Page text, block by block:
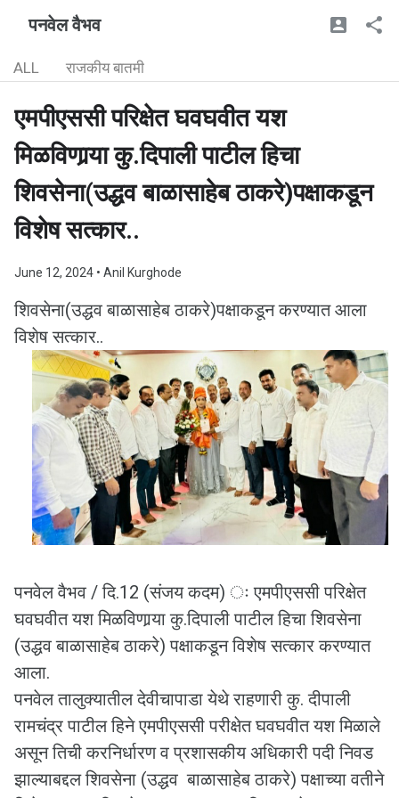
पनवेल वैभव
ALL राजकीय बातमी
एमपीएससी परिक्षेत घवघवीत यश
मिळविणार्‍या कु.दिपाली पाटील हिचा
शिवसेना(उद्धव बाळासाहेब ठाकरे)पक्षाकडून
विशेष सत्कार..
June 12, 2024 • Anil Kurghode
शिवसेना(उद्धव बाळासाहेब ठाकरे)पक्षाकडून करण्यात आला
विशेष सत्कार..
पनवेल वैभव / दि.12 (संजय कदम) ः एमपीएससी परिक्षेत
घवघवीत यश मिळविणार्‍या कु.दिपाली पाटील हिचा शिवसेना
(उद्धव बाळासाहेब ठाकरे) पक्षाकडून विशेष सत्कार करण्यात
आला.
पनवेल तालुक्यातील देवीचापाडा येथे राहणारी कु. दीपाली
रामचंद्र पाटील हिने एमपीएससी परीक्षेत घवघवीत यश मिळाले
असून तिची करनिर्धारण व प्रशासकीय अधिकारी पदी निवड
झाल्याबद्दल शिवसेना (उद्धव बाळासाहेब ठाकरे) पक्षाच्या वतीने